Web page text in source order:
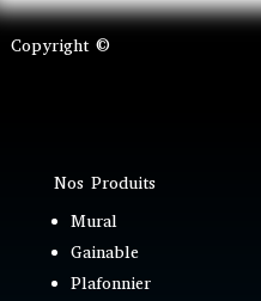
Copyright ©
Nos Produits
Mural
Gainable
Plafonnier